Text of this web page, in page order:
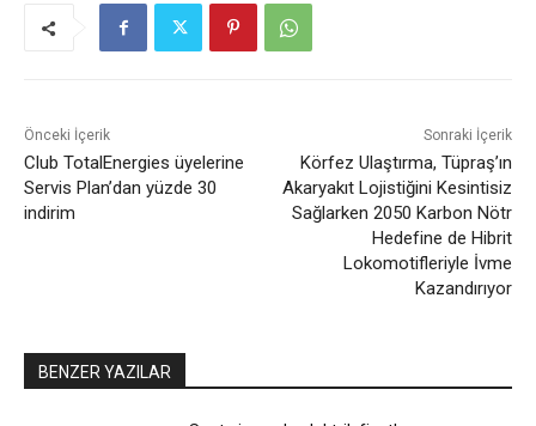
Önceki İçerik
Club TotalEnergies üyelerine
Servis Plan’dan yüzde 30
indirim
Sonraki İçerik
Körfez Ulaştırma, Tüpraş’ın
Akaryakıt Lojistiğini Kesintisiz
Sağlarken 2050 Karbon Nötr
Hedefine de Hibrit
Lokomotifleriyle İvme
Kazandırıyor
BENZER YAZILAR